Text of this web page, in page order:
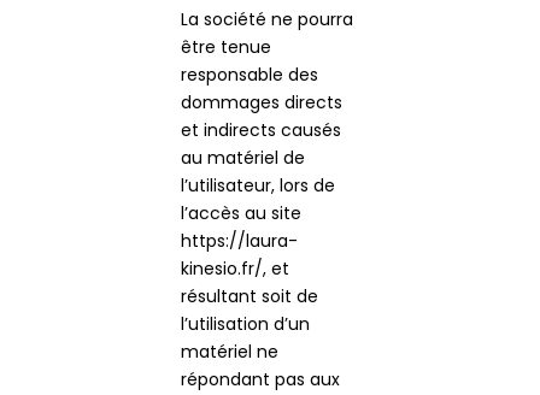
La société ne pourra
être tenue
responsable des
dommages directs
et indirects causés
au matériel de
l’utilisateur, lors de
l’accès au site
https://laura-
kinesio.fr/, et
résultant soit de
l’utilisation d’un
matériel ne
répondant pas aux